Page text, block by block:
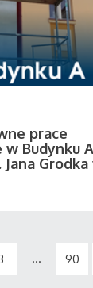
prace
w Budynku
Grodka
... 90